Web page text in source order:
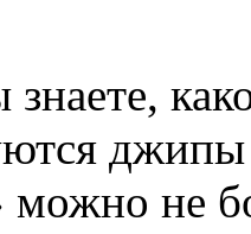
знаете,
можно не